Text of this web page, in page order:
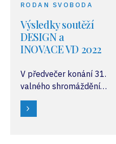
RODAN SVOBODA
Výsledky soutěží
DESIGN a
INOVACE VD 2022
V předvečer konání 31.
valného shromáždění
SČMVD, které se
uskutečnilo v pondělí